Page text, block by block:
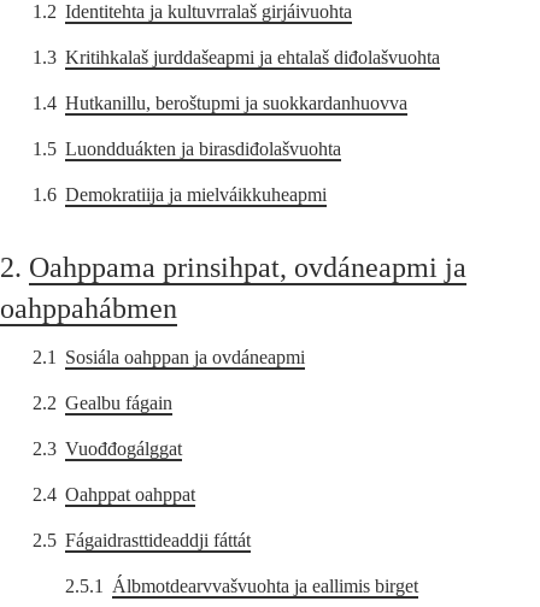
1.2 Identitehta ja kultuvrralaš girjáivuohta
1.3 Kritihkalaš jurddašeapmi ja ehtalaš diđolašvuohta
1.4 Hutkanillu, beroštupmi ja suokkardanhuovva
1.5 Luondduákten ja birasdiđolašvuohta
1.6 Demokratiija ja mielváikkuheapmi
2. Oahppama prinsihpat, ovdáneapmi ja
oahppahábmen
2.1 Sosiála oahppan ja ovdáneapmi
2.2 Gealbu fágain
2.3 Vuođđogálggat
2.4 Oahppat oahppat
2.5 Fágaidrasttideaddji fáttát
2.5.1 Álbmotdearvvašvuohta ja eallimis birget